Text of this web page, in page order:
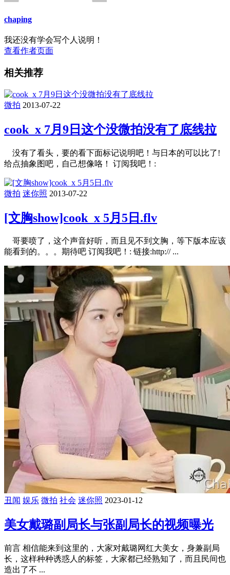
chaping
我还没有学会写个人说明！
查看作者页面
相关推荐
微拍 2013-07-22
cook_x 7月9日这个没微拍没有了底线拉
没有了看头，要的看下面标记说明吧！与日本的可以比了!
给点抽象图吧，自己想像咯！ 订阅我吧！:
微拍 迷你照 2013-07-22
[文胸show]cook_x 5月5日.flv
哥要喷了，这个声音好听，而且见不到文胸，等下版本应该
能看到的。。。期待吧 订阅我吧！: 链接:http:// ...
丑闻 娱乐 微拍 社会 迷你照 2023-01-12
美女戴璐副局长与张副局长的视频曝光
前言 相信能来到这里的，大家对戴璐网红大美女，身兼副局
长，这样种种诱惑人的标签，大家都已经熟知了，而且民间也
造出了不 ...